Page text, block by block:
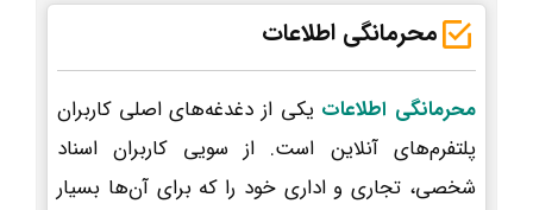
محرمانگی اطلاعات
محرمانگی اطلاعات یکی از دغدغه‌های اصلی کاربران
پلتفرم‌های آنلاین است. از سویی کاربران اسناد
شخصی، تجاری و اداری خود را که برای آن‌ها بسیار